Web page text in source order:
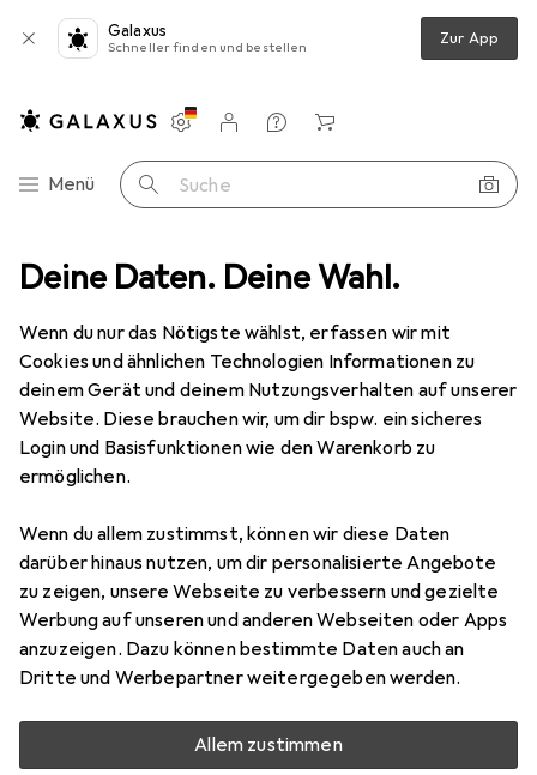
Deine Daten. Deine Wahl.
Wenn du nur das Nötigste wählst, erfassen wir mit
Cookies und ähnlichen Technologien Informationen zu
deinem Gerät und deinem Nutzungsverhalten auf unserer
Website. Diese brauchen wir, um dir bspw. ein sicheres
Login und Basisfunktionen wie den Warenkorb zu
ermöglichen.
Wenn du allem zustimmst, können wir diese Daten
darüber hinaus nutzen, um dir personalisierte Angebote
zu zeigen, unsere Webseite zu verbessern und gezielte
Werbung auf unseren und anderen Webseiten oder Apps
anzuzeigen. Dazu können bestimmte Daten auch an
Dritte und Werbepartner weitergegeben werden.
Allem zustimmen
Galaxus
Schneller finden und bestellen Zur App
Navigation nach Kategorien
Menü Suche
Einstellungen
Kundenkonto
Vergleichslisten
Merklisten
Warenkorb
Schutzfolie Avizar 9H Härtegrad Glas-Displayschutzfolie
4 Bilder
Avizar 9H Härtegrad Glas-
Displayschutzfolie
1 Stk., Xiaomi Poco X4 Pro 5G
Preis in EUR inkl. MwSt.
EUR
19,90
Bewertungen Marke
Mehr von Avizar